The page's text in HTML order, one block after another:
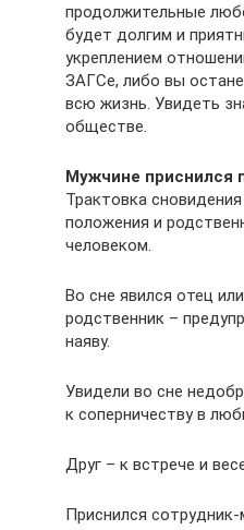
продолжительные
будет долгим и
укреплением
ЗАГСе, либо вы
всю жизнь. Увидеть
обществе.
Мужчине приснился
Трактовка
положения и
человеком.
Во сне явился отец
родственник –
наяву.
Увидели во сне
к соперничеству в
Друг – к встрече и
Приснился